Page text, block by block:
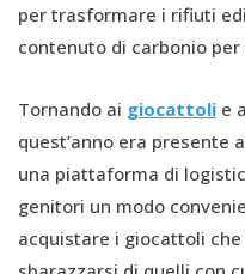
per trasformare i rifiuti
contenuto di carbonio
Tornando ai giocattoli e
quest’anno era presente
una piattaforma di
genitori un modo
acquistare i giocattoli